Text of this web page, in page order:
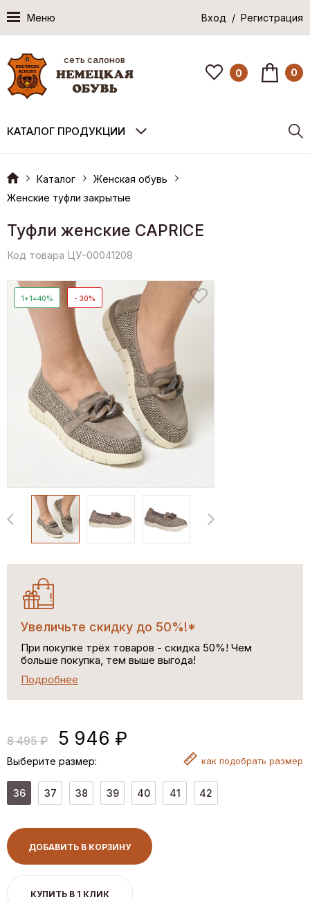
Меню Вход / Регистрация
сеть салонов
0 0
КАТАЛОГ ПРОДУКЦИИ
Каталог
Женская обувь
Женские туфли закрытые
Туфли женские CAPRICE
Код товара ЦУ-00041208
1+1=40% - 30%
Увеличьте скидку до 50%!*
При покупке трёх товаров - скидка 50%! Чем
больше покупка, тем выше выгода!
Подробнее
8 495 ₽ 5 946 ₽
Выберите размер: как подобрать размер
36 37 38 39 40 41 42
ДОБАВИТЬ В КОРЗИНУ
КУПИТЬ В 1 КЛИК